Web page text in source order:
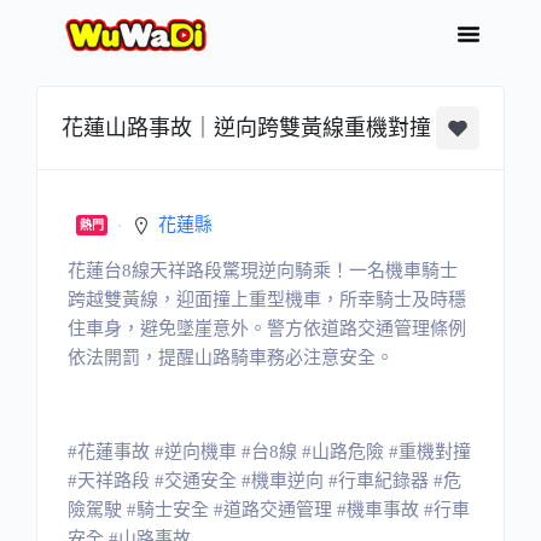
花蓮山路事故｜逆向跨雙黃線重機對撞
熱門 花蓮縣
花蓮台8線天祥路段驚現逆向騎乘！一名機車騎士
跨越雙黃線，迎面撞上重型機車，所幸騎士及時穩
住車身，避免墜崖意外。警方依道路交通管理條例
依法開罰，提醒山路騎車務必注意安全。
#花蓮事故 #逆向機車 #台8線 #山路危險 #重機對撞
#天祥路段 #交通安全 #機車逆向 #行車紀錄器 #危
險駕駛 #騎士安全 #道路交通管理 #機車事故 #行車